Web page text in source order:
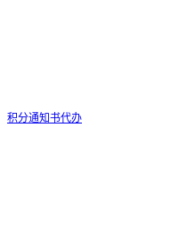
积分通知书代办